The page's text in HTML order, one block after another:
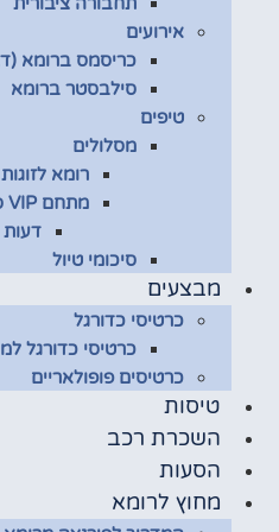
אירועים
כריסמס ברומא
סילבסטר ברומא
טיפים
מסלולים
רומא לזוגות
מתחם VIP סודי למטיילים הישראלים ברומא
דעות
סיכומי טיול
מבצעים
כרטיסי כדורגל
כרטיסי כדורגל
כרטיסים פופולאריים
טיסות
השכרת רכב
הסעות
מחוץ לרומא